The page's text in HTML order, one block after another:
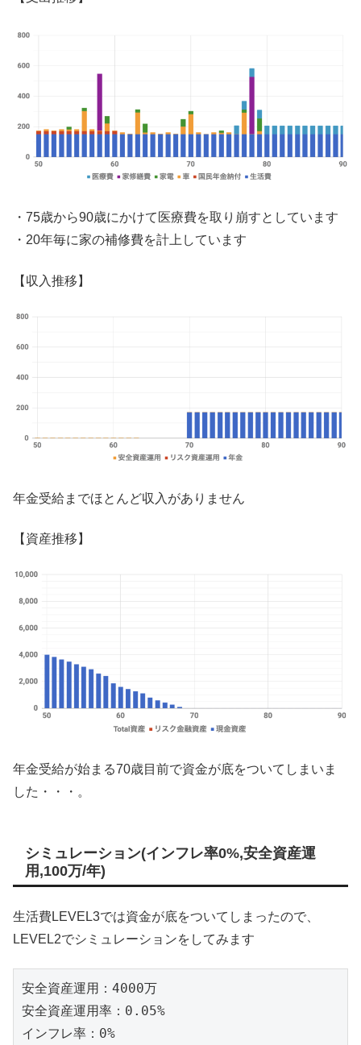
・75歳から90歳にかけて医療費を取り崩すとしています
・20年毎に家の補修費を計上しています
【収入推移】
年金受給までほとんど収入がありません
【資産推移】
年金受給が始まる70歳目前で資金が底をついてしまいま
した・・・。
シミュレーション(インフレ率0%,安全資産運
用,100万/年)
生活費LEVEL3では資金が底をついてしまったので、
LEVEL2でシミュレーションをしてみます
安全資産運用：4000万
安全資産運用率：0.05%
インフレ率：0%